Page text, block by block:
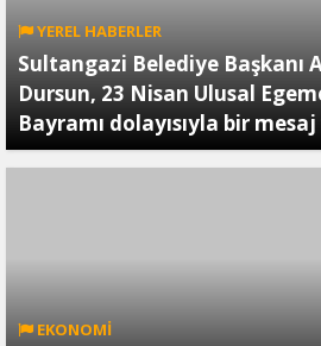
YEREL HABERLER
Sultangazi Belediye Başkanı
Dursun, 23 Nisan Ulusal
Bayramı dolayısıyla bir mesaj
EKONOMİ